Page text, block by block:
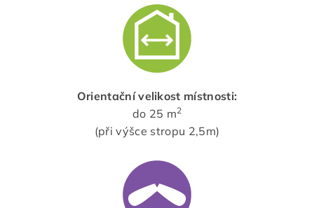
Orientační velikost místnosti:
do 25 m2
(při výšce stropu 2,5m)